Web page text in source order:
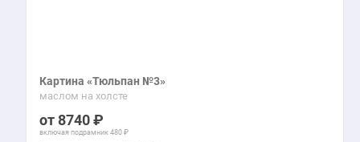
Картина «Тюльпан №3»
маслом на холсте
8740
включая подрамник 480